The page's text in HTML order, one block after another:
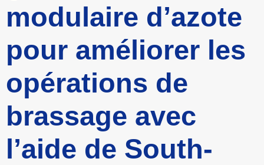
modulaire d’azote
pour améliorer les
opérations de
brassage avec
l’aide de South-